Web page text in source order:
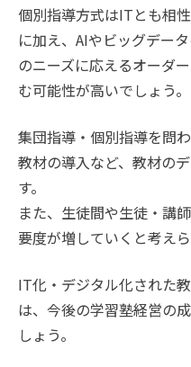
個別指導方式はITとも相
に加え、AIやビッグデー
のニーズに応えるオーダ
む可能性が高いでしょう。
集団指導・個別指導を問
教材の導入など、教材の
す。
また、生徒間や生徒・講
要度が増していくと考えら
IT化・デジタル化された
は、今後の学習塾経営の
しょう。